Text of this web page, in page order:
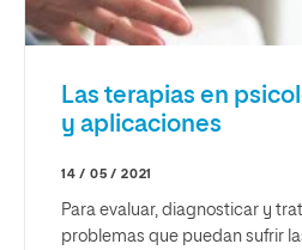
Las terapias en
y aplicaciones
14 / 05 / 2021
Para evaluar, diagnosticar y
problemas que puedan sufrir